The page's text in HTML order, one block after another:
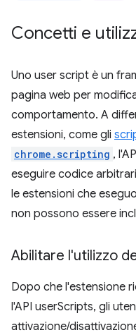
Concetti e
Uno user script è un
pagina web per
comportamento. A
estensioni, come gli
chrome.scripting ,
eseguire codice
le estensioni che
non possono essere
Abilitare l'utilizzo
Dopo che l'estensione
l'API userScripts, gli
attivazione/